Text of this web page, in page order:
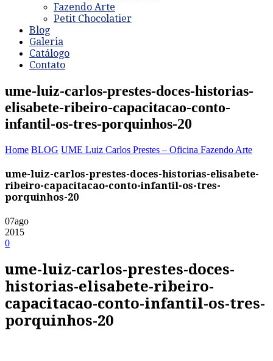
Fazendo Arte
Petit Chocolatier
Blog
Galeria
Catálogo
Contato
ume-luiz-carlos-prestes-doces-historias-
elisabete-ribeiro-capacitacao-conto-
infantil-os-tres-porquinhos-20
Home BLOG UME Luiz Carlos Prestes – Oficina Fazendo Arte
ume-luiz-carlos-prestes-doces-historias-elisabete-
ribeiro-capacitacao-conto-infantil-os-tres-
porquinhos-20
07ago
2015
0
ume-luiz-carlos-prestes-doces-
historias-elisabete-ribeiro-
capacitacao-conto-infantil-os-tres-
porquinhos-20